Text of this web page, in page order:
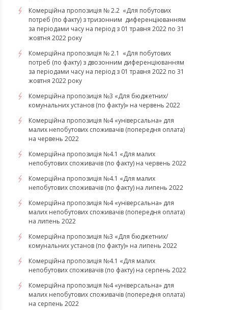
Комерційна пропозиція № 2.2 «Для побутових
потреб (по факту) з тризонним диференціюванням
за періодами часу на період з 01 травня 2022 по 31
жовтня 2022 року
Комерційна пропозиція № 2.1 «Для побутових
потреб (по факту) з двозонним диференціюванням
за періодами часу на період з 01 травня 2022 по 31
жовтня 2022 року
Комерційна пропозиція №3 «Для бюджетних/
комунальних установ (по факту)» на червень 2022
Комерційна пропозиція №4 «універсальна» для
малих непобутових споживачів (попередня оплата)
на червень 2022
Комерційна пропозиція №4.1 «Для малих
непобутових споживачів (по факту) на червень 2022
Комерційна пропозиція №4.1 «Для малих
непобутових споживачів (по факту) на липень 2022
Комерційна пропозиція №4 «універсальна» для
малих непобутових споживачів (попередня оплата)
на липень 2022
Комерційна пропозиція №3 «Для бюджетних/
комунальних установ (по факту)» на липень 2022
Комерційна пропозиція №4.1 «Для малих
непобутових споживачів (по факту) на серпень 2022
Комерційна пропозиція №4 «універсальна» для
малих непобутових споживачів (попередня оплата)
на серпень 2022